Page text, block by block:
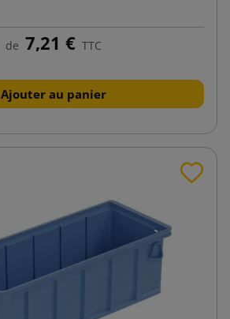
de 7,21 € TTC
Ajouter au panier